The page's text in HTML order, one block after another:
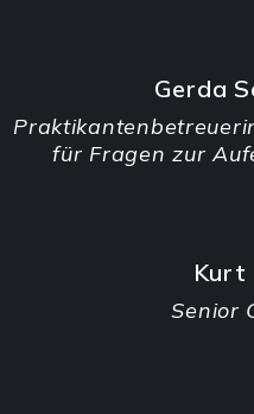
Gerda
für Fragen zur
Kurt
Senior